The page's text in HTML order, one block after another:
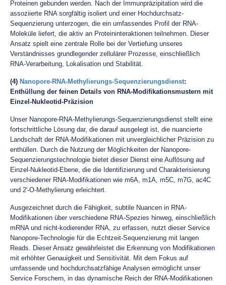
Proteinen gebunden werden. Nach der Immunpräzipitation wird die
assoziierte RNA sorgfältig isoliert und einer Hochdurchsatz-
Sequenzierung unterzogen, die ein umfassendes Profil der RNA-
Moleküle liefert, die aktiv an Proteininteraktionen teilnehmen. Dieser
Ansatz spielt eine zentrale Rolle bei der Vertiefung unseres
Verständnisses grundlegender zellulärer Prozesse, einschließlich
RNA-Verarbeitung, Lokalisation und Stabilität.
(4) Nanopore-RNA-Methylierungs-Sequenzierungsdienst:
Enthüllung der feinen Details von RNA-Modifikationsmustern mit
Einzel-Nukleotid-Präzision
Unser Nanopore-RNA-Methylierungs-Sequenzierungsdienst stellt eine
fortschrittliche Lösung dar, die darauf ausgelegt ist, die nuancierte
Landschaft der RNA-Modifikationen mit unvergleichlicher Präzision zu
enthüllen. Durch die Nutzung der Möglichkeiten der Nanopore-
Sequenzierungstechnologie bietet dieser Dienst eine Auflösung auf
Einzel-Nukleotid-Ebene, die die Identifizierung und Charakterisierung
verschiedener RNA-Modifikationen wie m6A, m1A, m5C, m7G, ac4C
und 2'-O-Methylierung erleichtert.
Ausgezeichnet durch die Fähigkeit, subtile Nuancen in RNA-
Modifikationen über verschiedene RNA-Spezies hinweg, einschließlich
mRNA und nicht-kodierender RNA, zu erfassen, nutzt dieser Service
Nanopore-Technologie für die Echtzeit-Sequenzierung mit langen
Reads. Dieser Ansatz gewährleistet die Erkennung von Modifikationen
mit erhöhter Genauigkeit und Sensitivität. Mit dem Fokus auf
umfassende und hochdurchsatzfähige Analysen ermöglicht unser
Service Forschern, in das dynamische Reich der RNA-Modifikationen